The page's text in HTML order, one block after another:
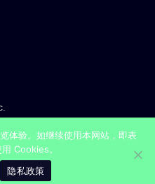
体验。如继续使用本网站，即表
Cookies。
隐私政策